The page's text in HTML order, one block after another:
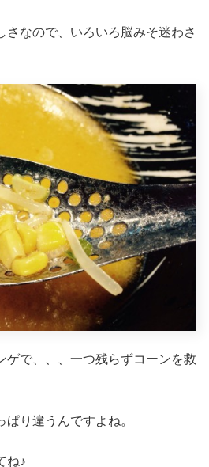
さなので、いろいろ脳みそ迷わさ
ゲで、、、一つ残らずコーンを救
り違うんですよね。
ね♪